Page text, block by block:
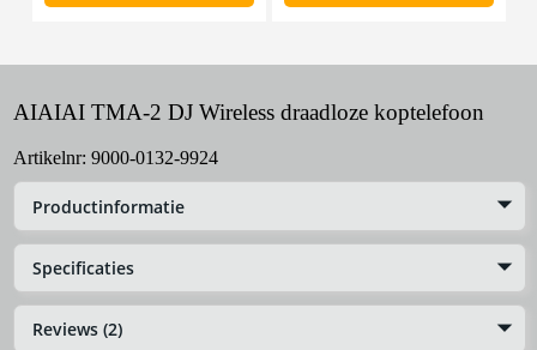
AIAIAI TMA-2 DJ Wireless draadloze koptelefoon
Artikelnr: 9000-0132-9924
Productinformatie
Specificaties
Reviews (2)